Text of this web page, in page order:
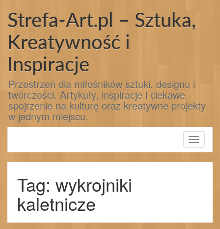
treściStrefa-Art.pl – Sztuka,
Kreatywność i
Inspiracje
Przestrzeń dla miłośników sztuki, designu i
twórczości. Artykuły, inspiracje i ciekawe
spojrzenie na kulturę oraz kreatywne projekty
w jednym miejscu.
Toggle
Tag: wykrojniki
kaletnicze